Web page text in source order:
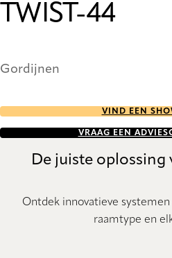
TWIST-44
Gordijnen
VIND EEN
VRAAG EEN
De juiste oplossing
Ontdek innovatieve
raamtype en